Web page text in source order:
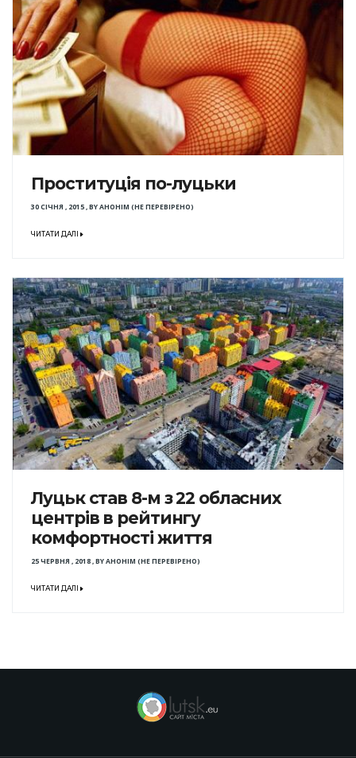
Проституція по-луцьки
30 СІЧНЯ , 2015,BYАНОНІМ (НЕ ПЕРЕВІРЕНО)
ЧИТАТИ ДАЛІ
Луцьк став 8-м з 22 обласних
центрів в рейтингу
комфортності життя
25 ЧЕРВНЯ , 2018,BYАНОНІМ (НЕ ПЕРЕВІРЕНО)
ЧИТАТИ ДАЛІ